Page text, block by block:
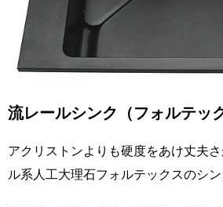
流レールシンク（フォルテッ
アクリストンよりも硬度をあけ丈夫
ル系人工大理石フォルテックスのシン